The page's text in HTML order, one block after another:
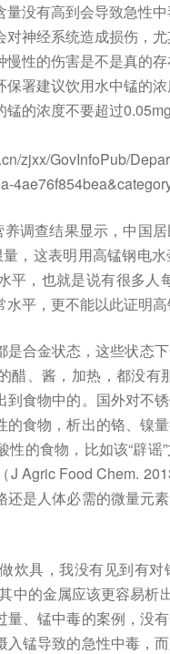
没有高到会导致急性
神经系统造成损伤，
性的伤害是不是真的
署建议饮用水中锰的
的浓度不要超过
zjxx/GovInfoPub/
养调查结果显示，中国
，这表明用高锰钢电
平，也就是说有很多人
平，更不能以此证明高
是合金状态，这些状态
醋、酱，加热，都没有
食物中的。国外对不
食物，析出的铬、镍
的食物，比如该“辟谣
Agric Food Chem.
是人体必需的微量元
炊具，我没有见到有
中的金属应该更容易析
、锰中毒的案例，没
入锰导致的急性中毒，